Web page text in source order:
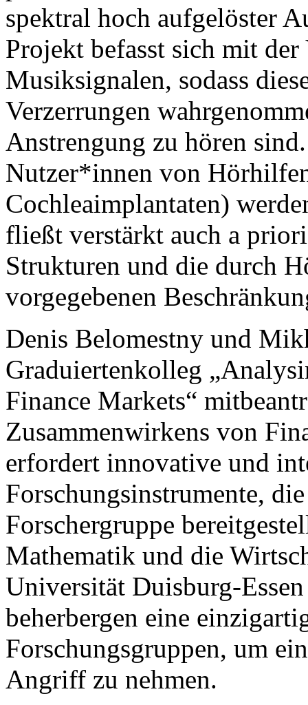
spektral hoch aufgelöster
Projekt befasst sich mit
Musiksignalen, sodass
Verzerrungen
Anstrengung zu hören
Nutzer*innen von
Cochleaimplantaten)
fließt verstärkt auch a
Strukturen und die durch
vorgegebenen
Denis Belomestny und
Graduiertenkolleg
Finance Markets“
Zusammenwirkens von
erfordert innovative und
Forschungsinstrumente,
Forschergruppe
Mathematik und die
Universität Duisburg-Essen
beherbergen eine
Forschungsgruppen, um
Angriff zu nehmen.